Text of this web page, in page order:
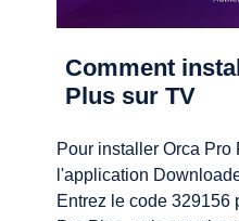
Comment
Plus sur TV
Pour installer Orca Pro
l'application
Entrez le code 329156